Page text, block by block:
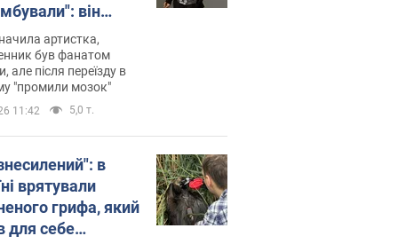
він
російської не
тепер хоче
українців
артистка,
був фанатом
але після переїзду в
"промили мозок"
11:42 5,0 т.
в
врятували
грифа, який
для себе